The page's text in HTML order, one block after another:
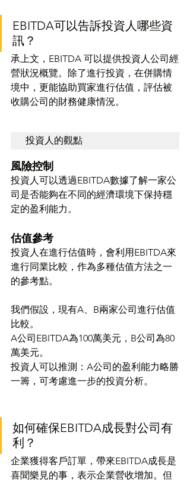
EBITDA可以告訴投資人哪些資
訊？
承上文，EBITDA 可以提供投資人公司經
營狀況概覽。除了進行投資，在併購情
境中，更能協助買家進行估值，評估被
收購公司的財務健康情況。
投資人的觀點
風險控制
投資人可以透過EBITDA數據了解一家公
司是否能夠在不同的經濟環境下保持穩
定的盈利能力。
估值參考
投資人在進行估值時，會利用EBITDA來
進行同業比較，作為多種估值方法之一
的參考點。
我們假設，現有A、B兩家公司進行估值
比較。
A公司EBITDA為100萬美元，B公司為80
萬美元。
投資人可以推測：A公司的盈利能力略勝
一籌，可考慮進一步的投資分析。
如何確保EBITDA成長對公司有
利？
企業獲得客戶訂單，帶來EBITDA成長是
喜聞樂見的事，表示企業營收增加。但